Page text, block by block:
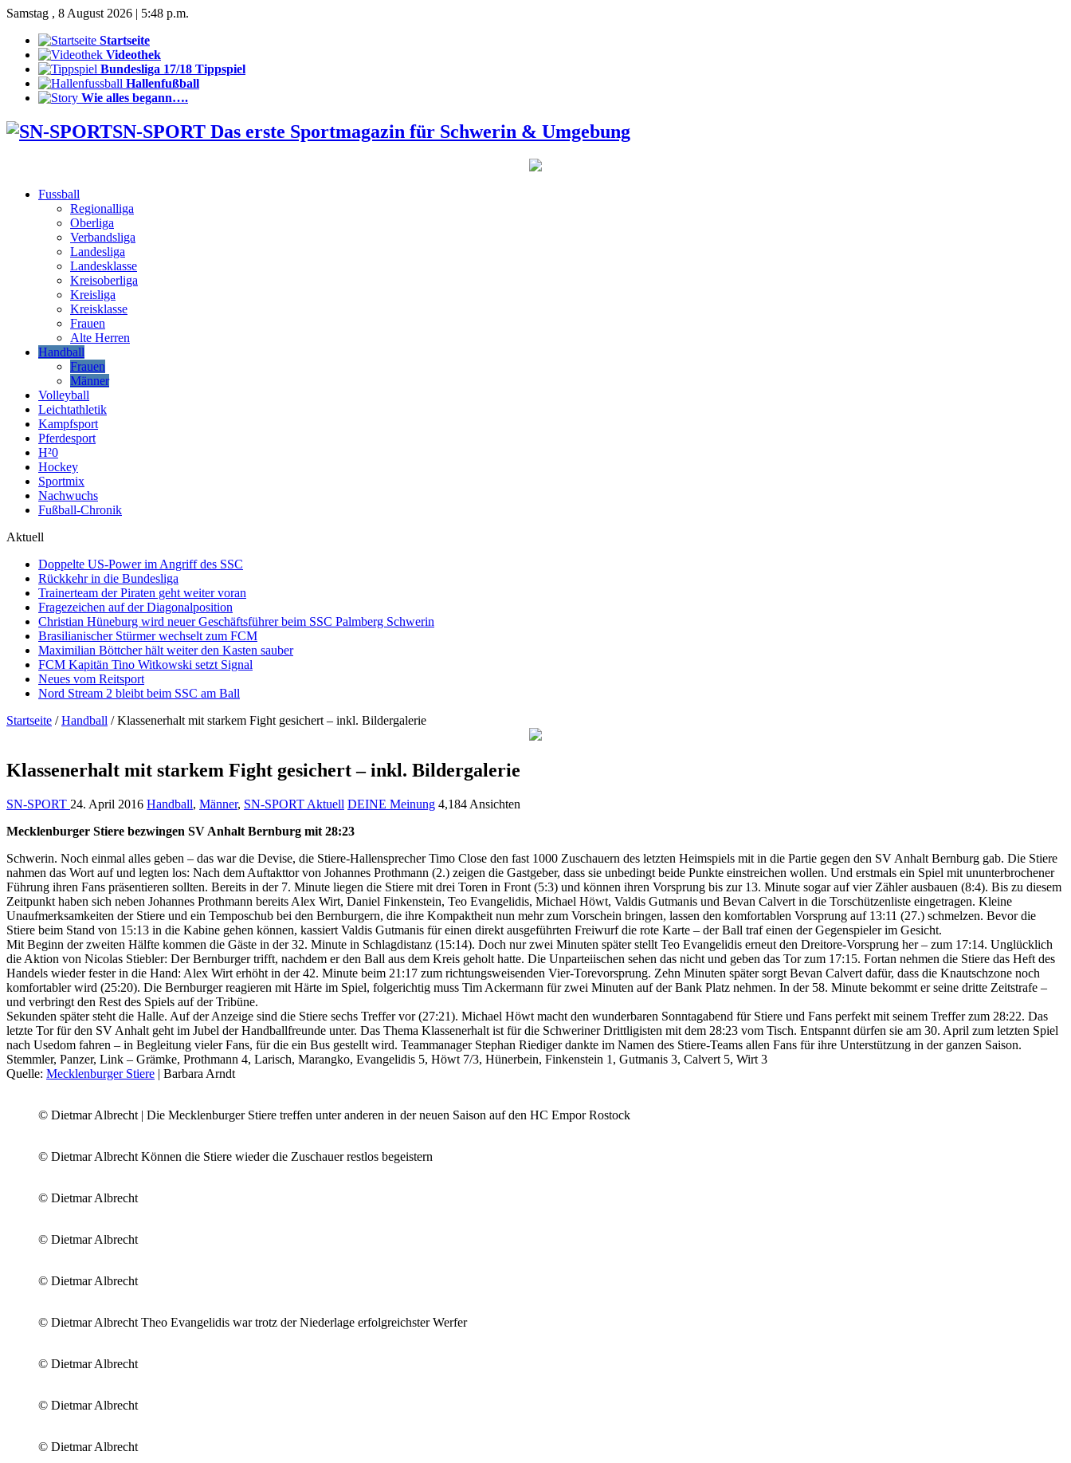
Samstag , 8 August 2026 | 5:48 p.m.
Startseite
Videothek
Bundesliga 17/18 Tippspiel
Hallenfußball
Wie alles begann….
SN-SPORT Das erste Sportmagazin für Schwerin & Umgebung
Fussball
Regionalliga
Oberliga
Verbandsliga
Landesliga
Landesklasse
Kreisoberliga
Kreisliga
Kreisklasse
Frauen
Alte Herren
Handball
Frauen
Männer
Volleyball
Leichtathletik
Kampfsport
Pferdesport
H²0
Hockey
Sportmix
Nachwuchs
Fußball-Chronik
Aktuell
Doppelte US-Power im Angriff des SSC
Rückkehr in die Bundesliga
Trainerteam der Piraten geht weiter voran
Fragezeichen auf der Diagonalposition
Christian Hüneburg wird neuer Geschäftsführer beim SSC Palmberg Schwerin
Brasilianischer Stürmer wechselt zum FCM
Maximilian Böttcher hält weiter den Kasten sauber
FCM Kapitän Tino Witkowski setzt Signal
Neues vom Reitsport
Nord Stream 2 bleibt beim SSC am Ball
Startseite / Handball / Klassenerhalt mit starkem Fight gesichert – inkl. Bildergalerie
Klassenerhalt mit starkem Fight gesichert – inkl. Bildergalerie
SN-SPORT 24. April 2016 Handball, Männer, SN-SPORT Aktuell DEINE Meinung 4,184 Ansichten
Mecklenburger Stiere bezwingen SV Anhalt Bernburg mit 28:23
Schwerin. Noch einmal alles geben – das war die Devise, die Stiere-Hallensprecher Timo Close den fast 1000 Zuschauern des letzten Heimspiels mit in die Partie gegen den SV Anhalt Bernburg gab. Die Stiere
nahmen das Wort auf und legten los: Nach dem Auftakttor von Johannes Prothmann (2.) zeigen die Gastgeber, dass sie unbedingt beide Punkte einstreichen wollen. Und erstmals ein Spiel mit ununterbrochener
Führung ihren Fans präsentieren sollten. Bereits in der 7. Minute liegen die Stiere mit drei Toren in Front (5:3) und können ihren Vorsprung bis zur 13. Minute sogar auf vier Zähler ausbauen (8:4). Bis zu diesem
Zeitpunkt haben sich neben Johannes Prothmann bereits Alex Wirt, Daniel Finkenstein, Teo Evangelidis, Michael Höwt, Valdis Gutmanis und Bevan Calvert in die Torschützenliste eingetragen. Kleine
Unaufmerksamkeiten der Stiere und ein Temposchub bei den Bernburgern, die ihre Kompaktheit nun mehr zum Vorschein bringen, lassen den komfortablen Vorsprung auf 13:11 (27.) schmelzen. Bevor die
Stiere beim Stand von 15:13 in die Kabine gehen können, kassiert Valdis Gutmanis für einen direkt ausgeführten Freiwurf die rote Karte – der Ball traf einen der Gegenspieler im Gesicht.
Mit Beginn der zweiten Hälfte kommen die Gäste in der 32. Minute in Schlagdistanz (15:14). Doch nur zwei Minuten später stellt Teo Evangelidis erneut den Dreitore-Vorsprung her – zum 17:14. Unglücklich
die Aktion von Nicolas Stiebler: Der Bernburger trifft, nachdem er den Ball aus dem Kreis geholt hatte. Die Unparteiischen sehen das nicht und geben das Tor zum 17:15. Fortan nehmen die Stiere das Heft des
Handels wieder fester in die Hand: Alex Wirt erhöht in der 42. Minute beim 21:17 zum richtungsweisenden Vier-Torevorsprung. Zehn Minuten später sorgt Bevan Calvert dafür, dass die Knautschzone noch
komfortabler wird (25:20). Die Bernburger reagieren mit Härte im Spiel, folgerichtig muss Tim Ackermann für zwei Minuten auf der Bank Platz nehmen. In der 58. Minute bekommt er seine dritte Zeitstrafe –
und verbringt den Rest des Spiels auf der Tribüne.
Sekunden später steht die Halle. Auf der Anzeige sind die Stiere sechs Treffer vor (27:21). Michael Höwt macht den wunderbaren Sonntagabend für Stiere und Fans perfekt mit seinem Treffer zum 28:22. Das
letzte Tor für den SV Anhalt geht im Jubel der Handballfreunde unter. Das Thema Klassenerhalt ist für die Schweriner Drittligisten mit dem 28:23 vom Tisch. Entspannt dürfen sie am 30. April zum letzten Spiel
nach Usedom fahren – in Begleitung vieler Fans, für die ein Bus gestellt wird. Teammanager Stephan Riediger dankte im Namen des Stiere-Teams allen Fans für ihre Unterstützung in der ganzen Saison.
Stemmler, Panzer, Link – Grämke, Prothmann 4, Larisch, Marangko, Evangelidis 5, Höwt 7/3, Hünerbein, Finkenstein 1, Gutmanis 3, Calvert 5, Wirt 3
Quelle: Mecklenburger Stiere | Barbara Arndt
© Dietmar Albrecht | Die Mecklenburger Stiere treffen unter anderen in der neuen Saison auf den HC Empor Rostock
© Dietmar Albrecht Können die Stiere wieder die Zuschauer restlos begeistern
© Dietmar Albrecht
© Dietmar Albrecht
© Dietmar Albrecht
© Dietmar Albrecht Theo Evangelidis war trotz der Niederlage erfolgreichster Werfer
© Dietmar Albrecht
© Dietmar Albrecht
© Dietmar Albrecht